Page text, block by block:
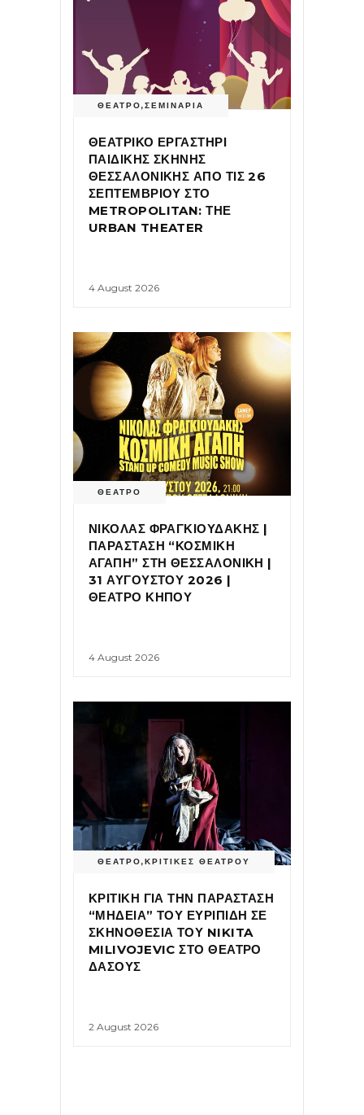
ΘΕΑΤΡΟ,ΣΕΜΙΝΑΡΙΑ
ΘΕΑΤΡΙΚΟ ΕΡΓΑΣΤΗΡΙ
ΠΑΙΔΙΚΗΣ ΣΚΗΝΗΣ
ΘΕΣΣΑΛΟΝΙΚΗΣ ΑΠΟ ΤΙΣ 26
ΣΕΠΤΕΜΒΡΙΟΥ ΣΤΟ
METROPOLITAN: ΤΗΕ
URBAN THEATER
4 August 2026
ΘΕΑΤΡΟ
ΝΙΚΟΛΑΣ ΦΡΑΓΚΙΟΥΔΑΚΗΣ |
ΠΑΡΑΣΤΑΣΗ “ΚΟΣΜΙΚΗ
ΑΓΑΠΗ” ΣΤΗ ΘΕΣΣΑΛΟΝΙΚΗ |
31 ΑΥΓΟΥΣΤΟΥ 2026 |
ΘΕΑΤΡΟ ΚΗΠΟΥ
4 August 2026
ΘΕΑΤΡΟ,ΚΡΙΤΙΚΕΣ ΘΕΑΤΡΟΥ
ΚΡΙΤΙΚΗ ΓΙΑ ΤΗΝ ΠΑΡΑΣΤΑΣΗ
“ΜΗΔΕΙΑ” ΤΟΥ ΕΥΡΙΠΙΔΗ ΣΕ
ΣΚΗΝΟΘΕΣΙΑ ΤΟΥ NIKITA
MILIVOJEVIC ΣΤΟ ΘΕΑΤΡΟ
ΔΑΣΟΥΣ
2 August 2026